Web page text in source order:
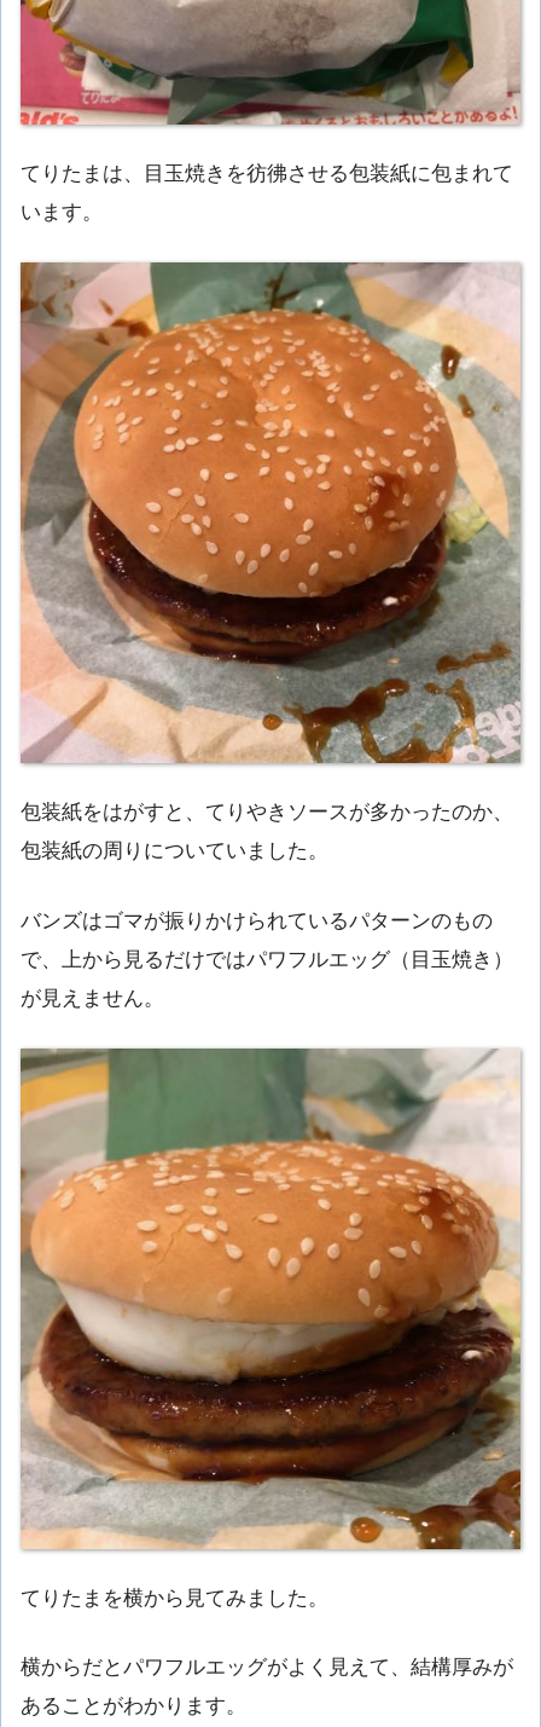
てりたまは、目玉焼きを彷彿させる包装紙に包まれて
います。
包装紙をはがすと、てりやきソースが多かったのか、
包装紙の周りについていました。
バンズはゴマが振りかけられているパターンのもの
で、上から見るだけではパワフルエッグ（目玉焼き）
が見えません。
てりたまを横から見てみました。
横からだとパワフルエッグがよく見えて、結構厚みが
あることがわかります。